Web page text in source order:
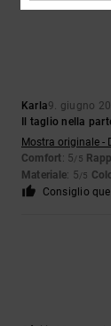
Karla9. giugno
Il taglio nella
Mostra originale -
Comfort: 5/5
Materiale: 5/5
Consiglio